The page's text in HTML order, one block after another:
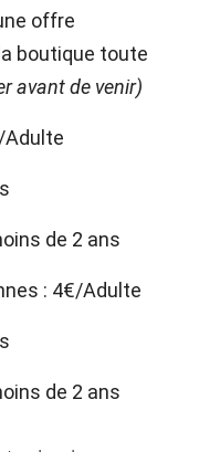
offre
boutique toute
avant de venir)
Adulte
de 2 ans
: 4€/Adulte
de 2 ans